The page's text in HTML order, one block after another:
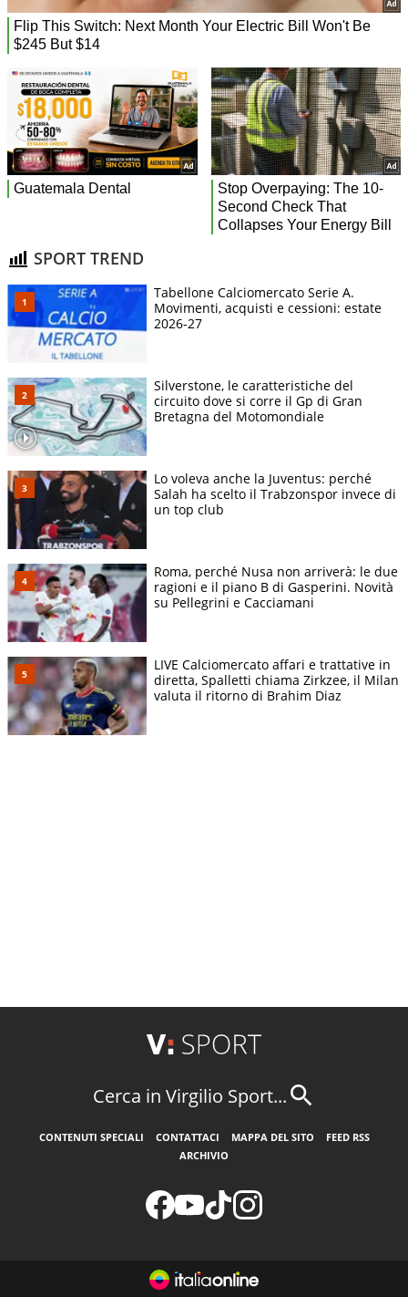
SPORT TREND
Tabellone Calciomercato Serie A.
Movimenti, acquisti e cessioni: estate
2026-27
Silverstone, le caratteristiche del
circuito dove si corre il Gp di Gran
Bretagna del Motomondiale
Lo voleva anche la Juventus: perché
Salah ha scelto il Trabzonspor invece di
un top club
Roma, perché Nusa non arriverà: le due
ragioni e il piano B di Gasperini. Novità
su Pellegrini e Cacciamani
LIVE Calciomercato affari e trattative in
diretta, Spalletti chiama Zirkzee, il Milan
valuta il ritorno di Brahim Diaz
Cerca in Virgilio Sport...
CONTENUTI SPECIALI CONTATTACI MAPPA DEL SITO
FEED RSS
ARCHIVIO